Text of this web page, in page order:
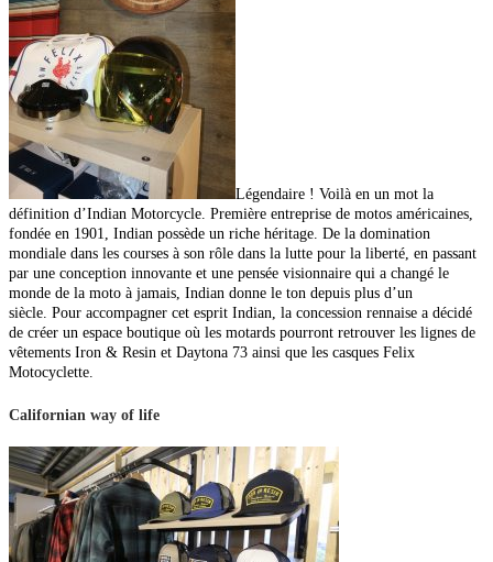
Légendaire ! Voilà en un mot la
définition d’Indian Motorcycle. Première entreprise de motos américaines,
fondée en 1901, Indian possède un riche héritage. De la domination
mondiale dans les courses à son rôle dans la lutte pour la liberté, en passant
par une conception innovante et une pensée visionnaire qui a changé le
monde de la moto à jamais, Indian donne le ton depuis plus d’un
siècle. Pour accompagner cet esprit Indian, la concession rennaise a décidé
de créer un espace boutique où les motards pourront retrouver les lignes de
vêtements Iron & Resin et Daytona 73 ainsi que les casques Felix
Motocyclette.
Californian way of life